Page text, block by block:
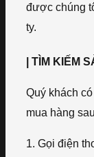
được chúng
ty.
| TÌM KIẾM
Quý khách
mua hàng
1. Gọi điện